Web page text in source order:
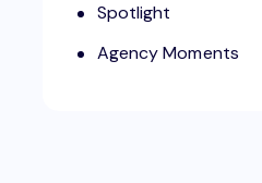
Spotlight
Agency Moments